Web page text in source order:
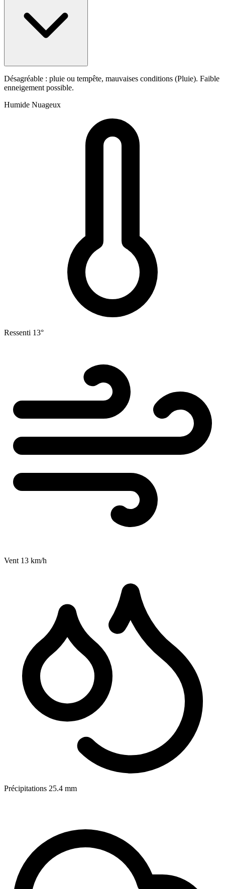
Désagréable : pluie ou tempête, mauvaises conditions (Pluie). Faible
enneigement possible.
Humide Nuageux
Ressenti 13°
Vent 13 km/h
Précipitations 25.4 mm